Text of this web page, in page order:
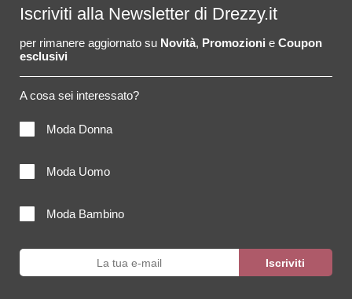
Iscriviti alla Newsletter di Drezzy.it
per rimanere aggiornato su Novità, Promozioni e Coupon
esclusivi
A cosa sei interessato?
Moda Donna
Moda Uomo
Moda Bambino